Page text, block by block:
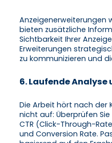
Anzeigenerweiterungen
bieten zusätzliche
Sichtbarkeit Ihrer
Erweiterungen
zu kommunizieren und
6. Laufende
Die Arbeit hört nach der
nicht auf: Überprüfen
CTR (Click-Through-
und Conversion Rate.